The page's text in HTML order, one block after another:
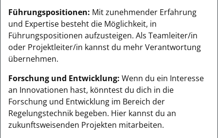
Führungspositionen: Mit zunehmender Erfahrung
und Expertise besteht die Möglichkeit, in
Führungspositionen aufzusteigen. Als Teamleiter/in
oder Projektleiter/in kannst du mehr Verantwortung
übernehmen.
Forschung und Entwicklung: Wenn du ein Interesse
an Innovationen hast, könntest du dich in die
Forschung und Entwicklung im Bereich der
Regelungstechnik begeben. Hier kannst du an
zukunftsweisenden Projekten mitarbeiten.